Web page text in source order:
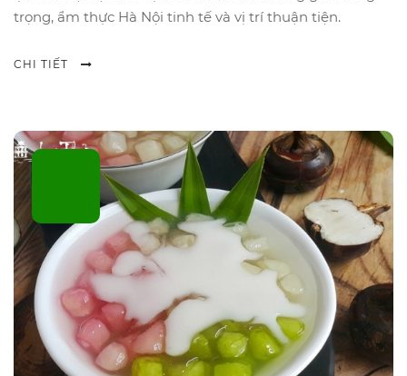
trọng, ẩm thực Hà Nội tinh tế và vị trí thuận tiện.
CHI TIẾT